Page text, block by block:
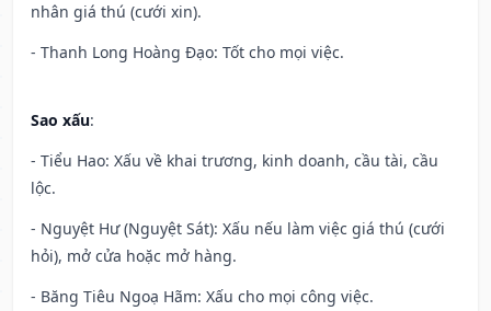
nhân giá thú (cưới xin).
- Thanh Long Hoàng Đạo: Tốt cho mọi việc.
Sao xấu:
- Tiểu Hao: Xấu về khai trương, kinh doanh, cầu tài, cầu
lộc.
- Nguyệt Hư (Nguyệt Sát): Xấu nếu làm việc giá thú (cưới
hỏi), mở cửa hoặc mở hàng.
- Băng Tiêu Ngoạ Hãm: Xấu cho mọi công việc.